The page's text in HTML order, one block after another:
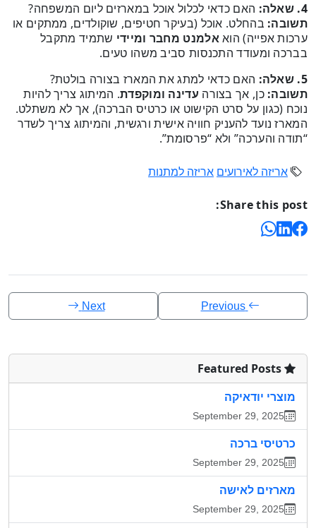
4. שאלה:
האם כדאי לכלול אוכל במארזים ליום המשפחה?
תשובה:בהחלט. אוכל (בעיקר חטיפים, שוקולדים, ממתקים או
ערכות אפייה) הואאלמנט מחבר ומיידישתמיד מתקבל
בברכה ומעודד התכנסות סביב משהו טעים.
5. שאלה:
האם כדאי למתג את המארז בצורה בולטת?
תשובה:כן, אך בצורה עדינה ומוקפדת. המיתוג צריך להיות
נוכח (כגון על סרט הקישוט או כרטיס הברכה), אך לא משתלט.
המארז נועד להעניק חוויה אישית ורגשית, והמיתוג צריך לשדר
“תודה והערכה” ולא “פרסומת”.
אריזה לאירועים אריזה למתנות
Share this post:
Previous
Next
Featured Posts
מוצרי יודאיקה
September 29, 2025
כרטיסי ברכה
September 29, 2025
מארזים לאישה
September 29, 2025